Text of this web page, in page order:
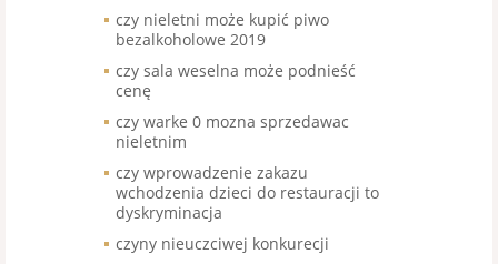
czy nieletni może kupić piwo
bezalkoholowe 2019
czy sala weselna może podnieść
cenę
czy warke 0 mozna sprzedawac
nieletnim
czy wprowadzenie zakazu
wchodzenia dzieci do restauracji to
dyskryminacja
czyny nieuczciwej konkurecji